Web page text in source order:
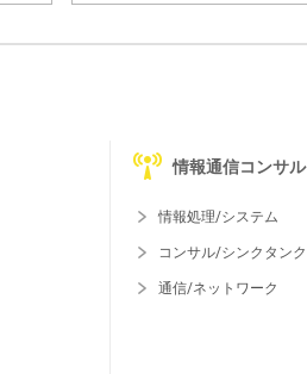
情報通信コンサル
情報処理/システム
コンサル/シンクタンク
通信/ネットワーク